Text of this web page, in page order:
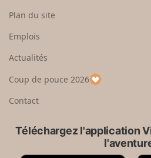
e
u
p
a
Plan du site
Emplois
Actualités
Coup de pouce 2026
Contact
Téléchargez l'application